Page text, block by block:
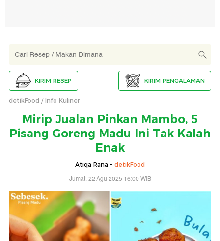
KIRIM RESEP KIRIM PENGALAMAN
detikFood Info Kuliner
Mirip Jualan Pinkan Mambo, 5
Pisang Goreng Madu Ini Tak Kalah
Enak
Atiqa Rana - detikFood
Jumat, 22 Agu 2025 16:00 WIB